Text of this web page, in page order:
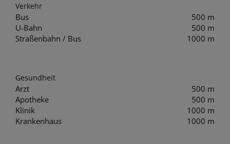
Verkehr
Bus
500 m
U-Bahn
500 m
Straßenbahn / Bus
1000 m
Gesundheit
Arzt
500 m
Apotheke
500 m
Klinik
1000 m
Krankenhaus
1000 m